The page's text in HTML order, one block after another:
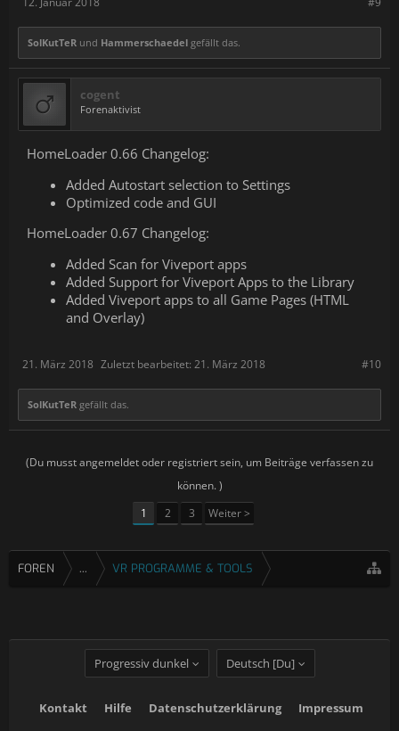
SolKutTeR und Hammerschaedel gefällt das.
cogent
Forenaktivist
HomeLoader 0.66 Changelog:
Added Autostart selection to Settings
Optimized code and GUI
HomeLoader 0.67 Changelog:
Added Scan for Viveport apps
Added Support for Viveport Apps to the Library
Added Viveport apps to all Game Pages (HTML
and Overlay)
#10
21. März 2018 Zuletzt bearbeitet: 21. März 2018
SolKutTeR gefällt das.
(Du musst angemeldet oder registriert sein, um Beiträge verfassen zu
können. )
1
2 3 Weiter >
FOREN ... VR PROGRAMME & TOOLS
Progressiv dunkel Deutsch [Du]
Kontakt Hilfe Datenschutzerklärung Impressum